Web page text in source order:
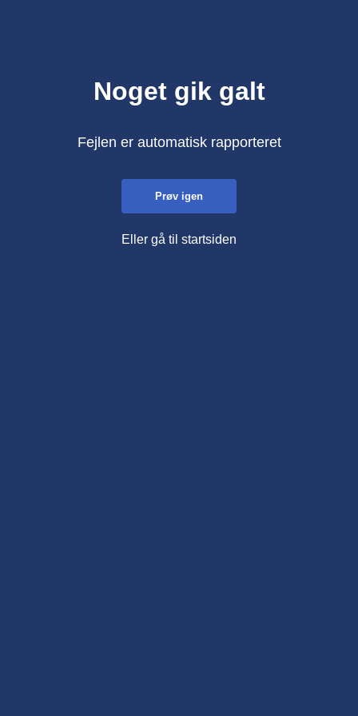
Noget gik galt
Fejlen er automatisk rapporteret
Prøv igen
Eller gå til startsiden